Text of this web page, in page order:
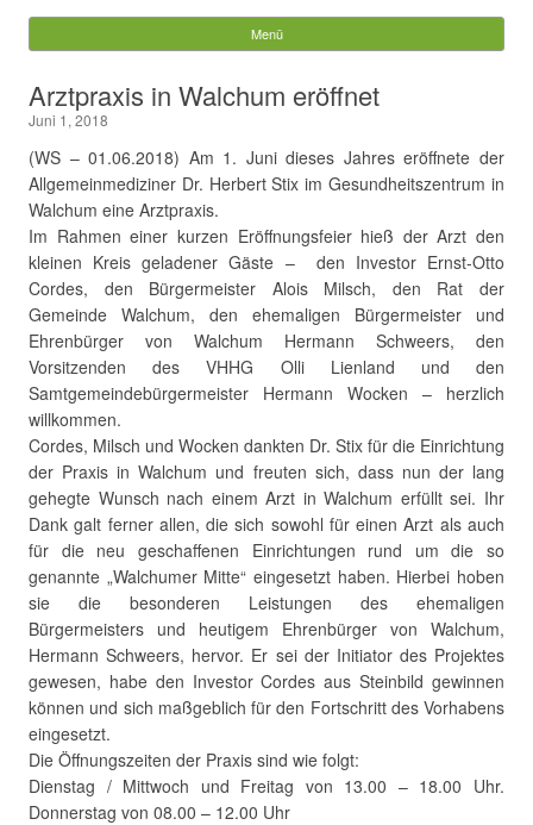
Gemeinde Walchum
nach:
Menü
Arztpraxis in Walchum eröffnet
Juni 1, 2018
(WS – 01.06.2018) Am 1. Juni dieses Jahres eröffnete der
Allgemeinmediziner Dr. Herbert Stix im Gesundheitszentrum in
Walchum eine Arztpraxis.
Im Rahmen einer kurzen Eröffnungsfeier hieß der Arzt den
kleinen Kreis geladener Gäste – den Investor Ernst-Otto
Cordes, den Bürgermeister Alois Milsch, den Rat der
Gemeinde Walchum, den ehemaligen Bürgermeister und
Ehrenbürger von Walchum Hermann Schweers, den
Vorsitzenden des VHHG Olli Lienland und den
Samtgemeindebürgermeister Hermann Wocken – herzlich
willkommen.
Cordes, Milsch und Wocken dankten Dr. Stix für die Einrichtung
der Praxis in Walchum und freuten sich, dass nun der lang
gehegte Wunsch nach einem Arzt in Walchum erfüllt sei. Ihr
Dank galt ferner allen, die sich sowohl für einen Arzt als auch
für die neu geschaffenen Einrichtungen rund um die so
genannte „Walchumer Mitte“ eingesetzt haben. Hierbei hoben
sie die besonderen Leistungen des ehemaligen
Bürgermeisters und heutigem Ehrenbürger von Walchum,
Hermann Schweers, hervor. Er sei der Initiator des Projektes
gewesen, habe den Investor Cordes aus Steinbild gewinnen
können und sich maßgeblich für den Fortschritt des Vorhabens
eingesetzt.
Die Öffnungszeiten der Praxis sind wie folgt:
Dienstag / Mittwoch und Freitag von 13.00 – 18.00 Uhr.
Donnerstag von 08.00 – 12.00 Uhr